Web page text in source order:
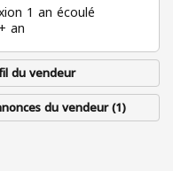
1 an écoulé
an
du vendeur
du vendeur (1)